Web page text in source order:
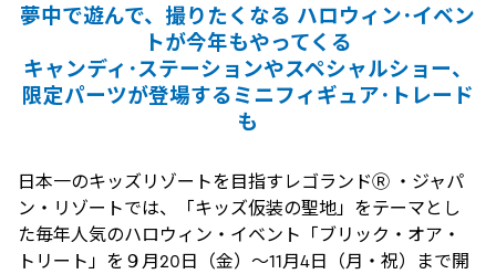
夢中で遊んで、撮りたくなる ハロウィン･イベン
トが今年もやってくる
キャンディ･ステーションやスペシャルショー、
限定パーツが登場するミニフィギュア･トレード
も
日本一のキッズリゾートを目指すレゴランドⓇ ・ジャパ
ン・リゾートでは、「キッズ仮装の聖地」をテーマとし
た毎年人気のハロウィン・イベント「ブリック・オア・
トリート」を９月20日（金）～11月4日（月・祝）まで開